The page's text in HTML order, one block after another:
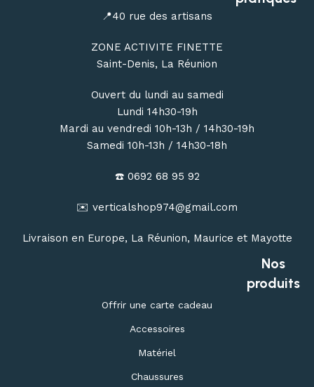
📍40 rue des artisans
ZONE ACTIVITE FINETTE
Saint-Denis, La Réunion
Ouvert du lundi au samedi
Lundi 14h30-19h
Mardi au vendredi 10h-13h / 14h30-19h
Samedi 10h-13h / 14h30-18h
☎️ 0692 68 95 92
✉️ verticalshop974@gmail.com
Livraison en Europe, La Réunion, Maurice et Mayotte
Nos
produits
Offrir une carte cadeau
Accessoires
Matériel
Chaussures